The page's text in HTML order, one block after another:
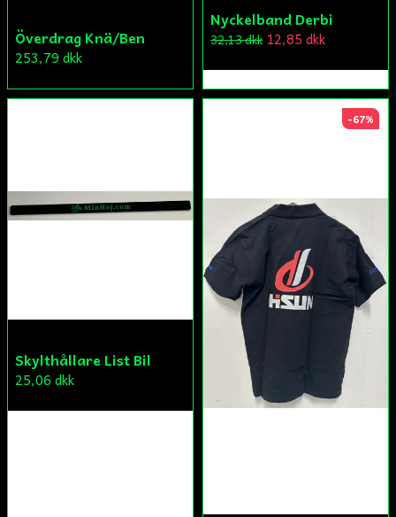
Överdrag Knä/Ben
253,79 dkk
Nyckelband Derbi
32,13 dkk 12,85 dkk
Skylthållare List Bil
25,06 dkk
-67%